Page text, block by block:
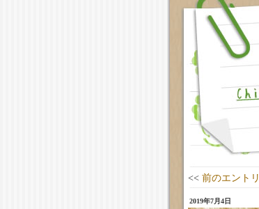
<<前のエントリ
2019年7月4日